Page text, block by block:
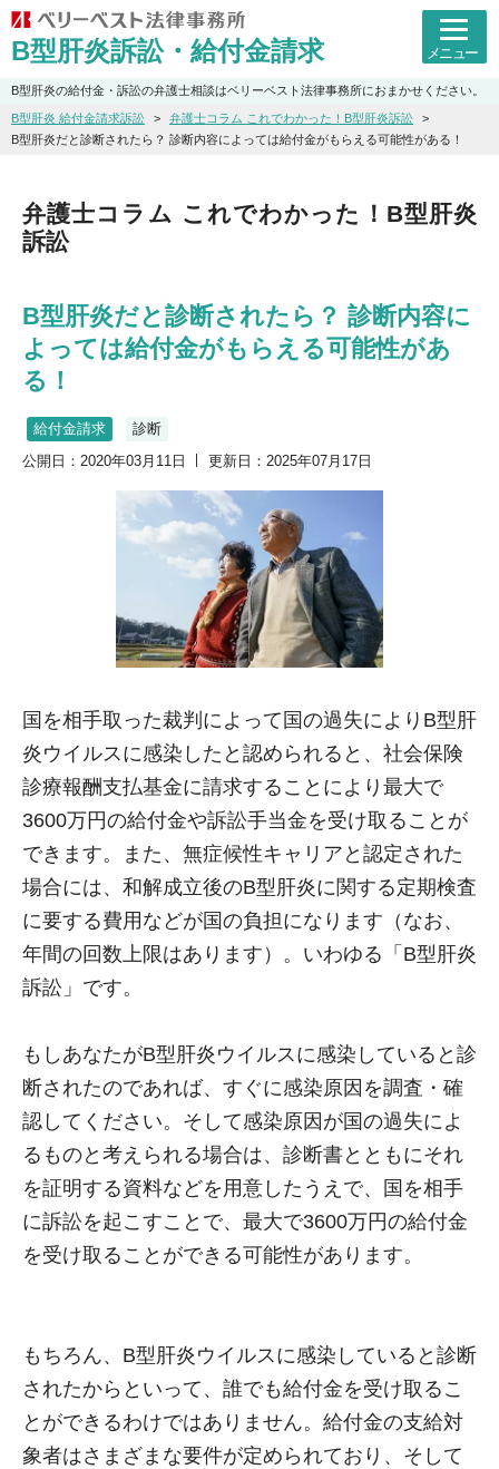
B型肝炎の給付金・訴訟の弁護士相談はベリーベスト法律事務所におまかせください。
B型肝炎訴訟・給付金請求 メニュー
B型肝炎 給付金請求訴訟
弁護士コラム これでわかった！B型肝炎訴訟
B型肝炎だと診断されたら？ 診断内容によっては給付金がもらえる可能性がある！
弁護士コラム これでわかった！B型肝炎
訴訟
B型肝炎だと診断されたら？ 診断内容に
よっては給付金がもらえる可能性があ
る！
給付金請求
診断
公開日：2020年03月11日
更新日：2025年07月17日
国を相手取った裁判によって国の過失によりB型肝
炎ウイルスに感染したと認められると、社会保険
診療報酬支払基金に請求することにより最大で
3600万円の給付金や訴訟手当金を受け取ることが
できます。また、無症候性キャリアと認定された
場合には、和解成立後のB型肝炎に関する定期検査
に要する費用などが国の負担になります（なお、
年間の回数上限はあります）。いわゆる「B型肝炎
訴訟」です。
もしあなたがB型肝炎ウイルスに感染していると診
断されたのであれば、すぐに感染原因を調査・確
認してください。そして感染原因が国の過失によ
るものと考えられる場合は、診断書とともにそれ
を証明する資料などを用意したうえで、国を相手
に訴訟を起こすことで、最大で3600万円の給付金
を受け取ることができる可能性があります。
もちろん、B型肝炎ウイルスに感染していると診断
されたからといって、誰でも給付金を受け取るこ
とができるわけではありません。給付金の支給対
象者はさまざまな要件が定められており、そして